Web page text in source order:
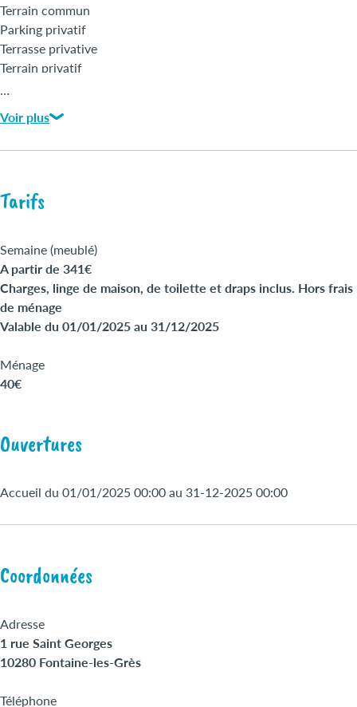
Terrain commun
Parking privatif
Terrasse privative
Terrain privatif
Linges fournis
Voir plus
Tarifs
Semaine (meublé)
A partir de 341€
Charges, linge de maison, de toilette et draps inclus. Hors frais
de ménage
Valable du 01/01/2025 au 31/12/2025
Ménage
40€
Ouvertures
Accueil du 01/01/2025 00:00 au 31-12-2025 00:00
Coordonnées
Adresse
1 rue Saint Georges
10280 Fontaine-les-Grès
Téléphone